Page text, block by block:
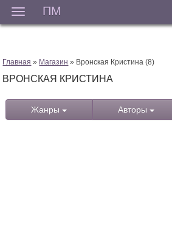
ПМ
Главная » Магазин » Вронская Кристина (8)
ВРОНСКАЯ КРИСТИНА
Жанры Авторы